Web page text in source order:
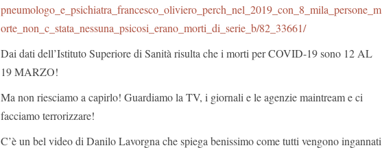
pneumologo_e_psichiatra_francesco_oliviero_perch_nel_2019_con_8_mila_persone_m
orte_non_c_stata_nessuna_psicosi_erano_morti_di_serie_b/82_33661/
Dai dati dell’Istituto Superiore di Sanità risulta che i morti per COVID-19 sono 12 AL
19 MARZO!
Ma non riesciamo a capirlo! Guardiamo la TV, i giornali e le agenzie maintream e ci
facciamo terrorizzare!
C’è un bel video di Danilo Lavorgna che spiega benissimo come tutti vengono ingannati